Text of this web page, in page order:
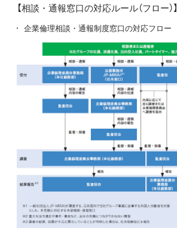
【相談・通報窓口の対応ルール（フロー）】
企業倫理相談・通報制度窓口の対応フロー